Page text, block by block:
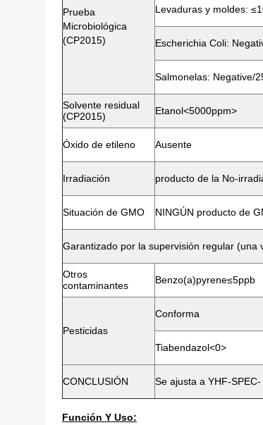
Prueba
Microbiológica
(CP2015)
Levaduras y moldes:
Escherichia Coli:
Salmonelas: Negative/
Solvente residual
(CP2015)
Etanol<5000ppm>
Óxido de etileno Ausente
Irradiación producto de la No-
Situación de GMO NINGÚN producto de
Garantizado por la supervisión regular (una
Otros
contaminantes
Benzo(a)pyrene≤5ppb
Pesticidas
Conforma
Tiabendazol<0>
CONCLUSIÓN Se ajusta a YHF-
Función Y Uso: